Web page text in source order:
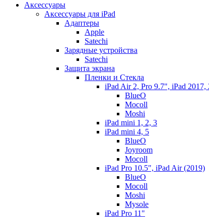
Аксессуары
Аксессуары для iPad
Адаптеры
Apple
Satechi
Зарядные устройства
Satechi
Защита экрана
Пленки и Стекла
iPad Air 2, Pro 9.7", iPad 2017,
BlueO
Mocoll
Moshi
iPad mini 1, 2, 3
iPad mini 4, 5
BlueO
Joyroom
Mocoll
iPad Pro 10.5", iPad Air (2019)
BlueO
Mocoll
Moshi
Mysole
iPad Pro 11"